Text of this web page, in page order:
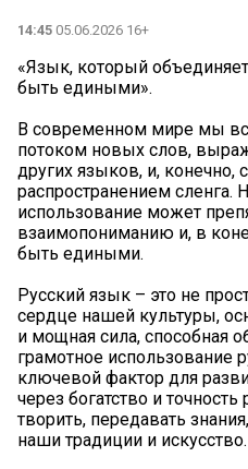
14:45 05.06.2026 16+
«Язык, который
быть едиными».
В современном мире мы
потоком новых слов,
других языков, и,
распространением сленга.
использование может
взаимопониманию и, в
быть едиными. ‍‍
Русский язык – это не
сердце нашей культуры,
и мощная сила, способная
грамотное использование
ключевой фактор для
через богатство и
творить, передавать
наши традиции и искусство.